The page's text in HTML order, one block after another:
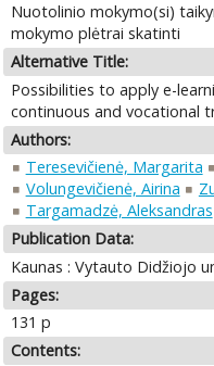
Nuotolinio mokymo(si)
mokymo plėtrai skatinti
Alternative Title:
Possibilities to apply e-
continuous and vocational
Authors:
Teresevičienė, Margarita
Volungevičienė, Airina
Targamadzė, Aleksandras
Publication Data:
Kaunas : Vytauto Didžiojo
Pages:
131 p
Contents: